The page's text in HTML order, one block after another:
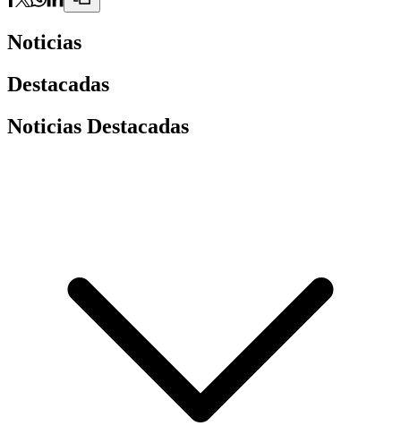
Noticias
Destacadas
Noticias Destacadas